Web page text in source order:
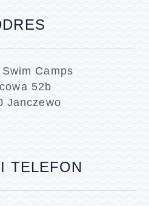
Camps
52b
Janczewo
TELEFON